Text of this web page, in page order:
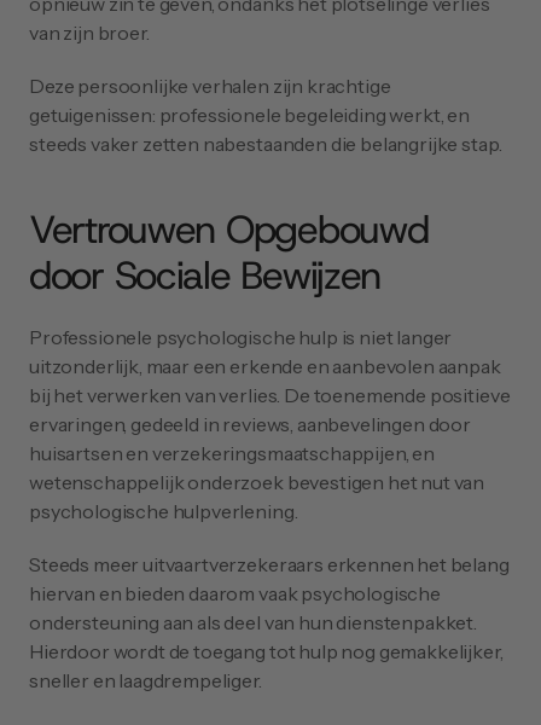
van zijn broer.
Deze persoonlijke verhalen zijn krachtige
getuigenissen: professionele begeleiding werkt, en
steeds vaker zetten nabestaanden die belangrijke stap.
Vertrouwen Opgebouwd
door Sociale Bewijzen
Professionele psychologische hulp is niet langer
uitzonderlijk, maar een erkende en aanbevolen aanpak
bij het verwerken van verlies. De toenemende positieve
ervaringen, gedeeld in reviews, aanbevelingen door
huisartsen en verzekeringsmaatschappijen, en
wetenschappelijk onderzoek bevestigen het nut van
psychologische hulpverlening.
Steeds meer uitvaartverzekeraars erkennen het belang
hiervan en bieden daarom vaak psychologische
ondersteuning aan als deel van hun dienstenpakket.
Hierdoor wordt de toegang tot hulp nog gemakkelijker,
sneller en laagdrempeliger.